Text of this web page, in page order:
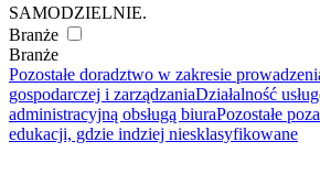
SAMODZIELNIE.
Branże
Branże
Pozostałe doradztwo w zakresie
gospodarczej i zarządzaniaDziałalność
administracyjną obsługą biuraPozostałe
edukacji, gdzie indziej niesklasyfikowane